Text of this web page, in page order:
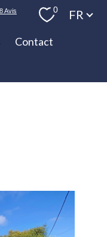
0 Langue
FR
Contact